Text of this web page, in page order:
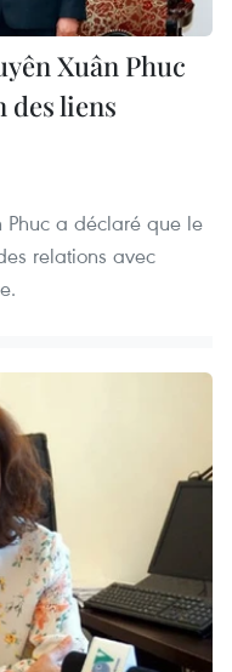
Xuân Phuc
liens
Phuc a déclaré que le
relations avec